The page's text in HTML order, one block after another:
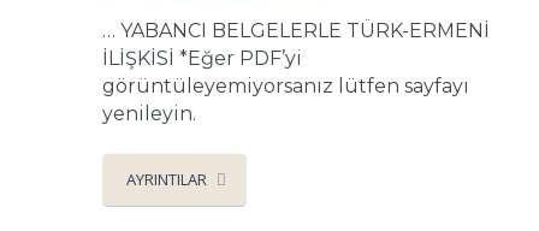
… YABANCI BELGELERLE TÜRK-ERMENİ
İLİŞKİSİ *Eğer PDF’yi
görüntüleyemiyorsanız lütfen sayfayı
yenileyin.
AYRINTILAR